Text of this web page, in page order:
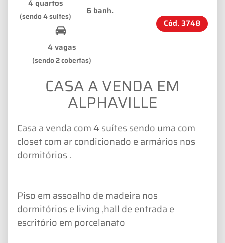
4 quartos
(sendo 4 suítes) 6 banh.
4 vagas
(sendo 2 cobertas)
Cód.3748
CASA A VENDA EM
ALPHAVILLE
Casa a venda com 4 suítes sendo uma com
closet com ar condicionado e armários nos
dormitórios .
Piso em assoalho de madeira nos
dormitórios e living ,hall de entrada e
escritório em porcelanato